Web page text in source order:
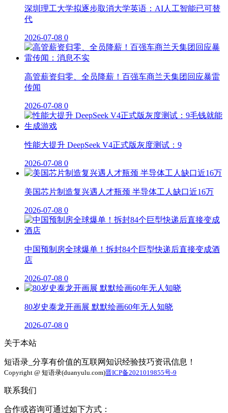
深圳理工大学拟逐步取消大学英语：AI人工智能已可替
代
2026-07-08 0
高管薪资归零、全员降薪！百强车商兰天集团回应暴雷
传闻
2026-07-08 0
性能大提升 DeepSeek V4正式版灰度测试：9
2026-07-08 0
美国芯片制造复兴遇人才瓶颈 半导体工人缺口近16万
2026-07-08 0
中国预制房全球爆单！拆封84个巨型快递后直接变成酒
店
2026-07-08 0
80岁史泰龙开画展 默默绘画60年无人知晓
2026-07-08 0
关于本站
短语录_分享有价值的互联网知识经验技巧资讯信息！
Copyright @ 短语录(duanyulu.com)晋ICP备2021019855号-9
联系我们
合作或咨询可通过如下方式：